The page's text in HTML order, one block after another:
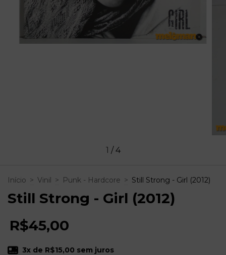
1 /4
Início > Vinil > Punk - Hardcore > Still Strong - Girl (2012)
Still Strong - Girl (2012)
R$45,00
3x de R$15,00 sem juros